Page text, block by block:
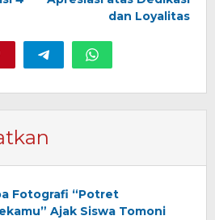
dan Loyalitas
Fotografi “Potret
Ajak Siswa Tomoni